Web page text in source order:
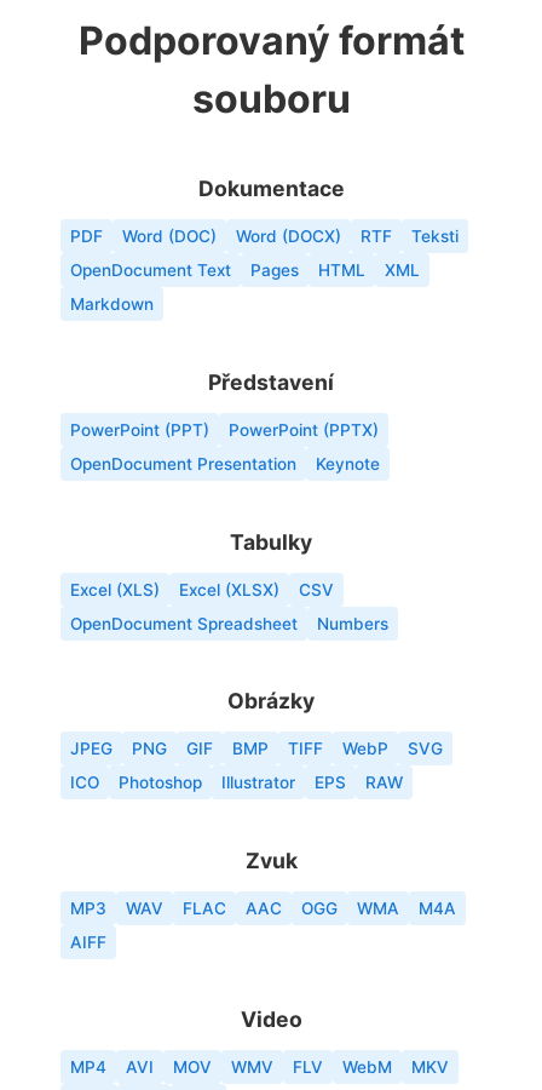
Podporovaný formát
souboru
Dokumentace
PDF Word (DOC) Word (DOCX) RTF
Teksti
OpenDocument Text
Pages HTML
XML
Markdown
Představení
PowerPoint (PPT)
PowerPoint (PPTX)
OpenDocument Presentation
Keynote
Tabulky
Excel (XLS) Excel (XLSX)
CSV
OpenDocument Spreadsheet
Numbers
Obrázky
JPEG PNG GIF BMP TIFF WebP
SVG
ICO
Photoshop Illustrator EPS RAW
Zvuk
MP3 WAV FLAC AAC OGG WMA
M4A
AIFF
Video
MP4 AVI MOV WMV FLV WebM
MKV